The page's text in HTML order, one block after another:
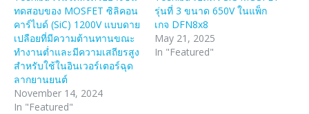
ทดสอบของ MOSFET ซิลิคอน
คาร์ไบด์ (SiC) 1200V แบบดาย
เปลือยที่มีความต้านทานขณะ
ทำงานต่ำและมีความเสถียรสูง
สำหรับใช้ในอินเวอร์เตอร์ฉุด
ลากยานยนต์
November 14, 2024
In "Featured"
รุ่นที่ 3 ขนาด 650V ในแพ็ก
เกจ DFN8x8
May 21, 2025
In "Featured"